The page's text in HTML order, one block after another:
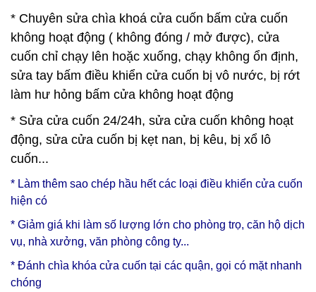
* Chuyên sửa chìa khoá cửa cuốn bấm cửa cuốn
không hoạt động ( không đóng / mở được), cửa
cuốn chỉ chạy lên hoặc xuống, chạy không ổn định,
sửa tay bấm điều khiển cửa cuốn bị vô nước, bị rớt
làm hư hỏng bấm cửa không hoạt động
* Sửa cửa cuốn 24/24h, sửa cửa cuốn không hoạt
động, sửa cửa cuốn bị kẹt nan, bị kêu, bị xổ lô
cuốn...
* Làm thêm sao chép hầu hết các loại điều khiển cửa cuốn
hiện có
* Giảm giá khi làm số lượng lớn cho phòng trọ, căn hộ dịch
vụ, nhà xưởng, văn phòng công ty...
* Đánh chìa khóa cửa cuốn tại các quận, gọi có mặt nhanh
chóng